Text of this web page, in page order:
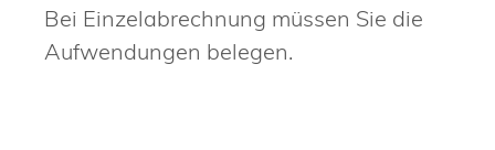
Bei Einzelabrechnung müssen Sie die
Aufwendungen belegen.